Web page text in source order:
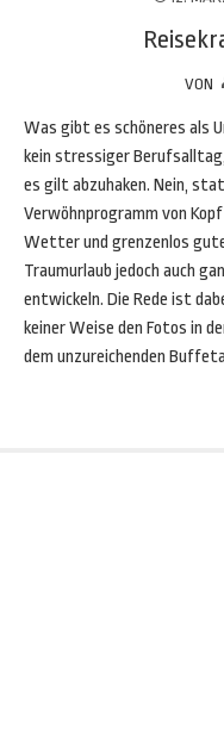
VON
Was gibt es schöneres als
kein stressiger
es gilt abzuhaken. Nein,
Verwöhnprogramm von
Wetter und grenzenlos
Traumurlaub jedoch auch
entwickeln. Die Rede ist
keiner Weise den Fotos in
dem unzureichenden